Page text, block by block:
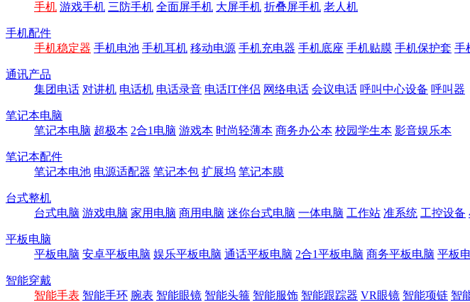
手机 游戏手机 三防手机 全面屏手机 大屏手机 折叠屏手机 老人机
手机配件
手机稳定器 手机电池 手机耳机 移动电源 手机充电器 手机底座 手机贴膜 手机保护套 手
通讯产品
集团电话 对讲机 电话机 电话录音 电话IT伴侣 网络电话 会议电话 呼叫中心设备 呼叫器
笔记本电脑
笔记本电脑 超极本 2合1电脑 游戏本 时尚轻薄本 商务办公本 校园学生本 影音娱乐本
笔记本配件
笔记本电池 电源适配器 笔记本包 扩展坞 笔记本膜
台式整机
台式电脑 游戏电脑 家用电脑 商用电脑 迷你台式电脑 一体电脑 工作站 准系统 工控设备
平板电脑
平板电脑 安卓平板电脑 娱乐平板电脑 通话平板电脑 2合1平板电脑 商务平板电脑 平板
智能穿戴
智能手表 智能手环 腕表 智能眼镜 智能头箍 智能服饰 智能跟踪器 VR眼镜 智能项链 智